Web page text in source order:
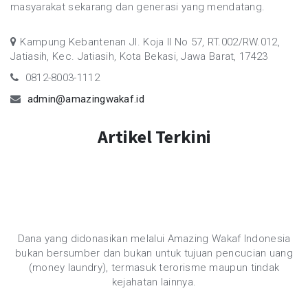
masyarakat sekarang dan generasi yang mendatang.
Kampung Kebantenan Jl. Koja II No 57, RT.002/RW.012,
Jatiasih, Kec. Jatiasih, Kota Bekasi, Jawa Barat, 17423
0812-8003-1112
admin@amazingwakaf.id
Artikel Terkini
Dana yang didonasikan melalui Amazing Wakaf Indonesia
bukan bersumber dan bukan untuk tujuan pencucian uang
(money laundry), termasuk terorisme maupun tindak
kejahatan lainnya.